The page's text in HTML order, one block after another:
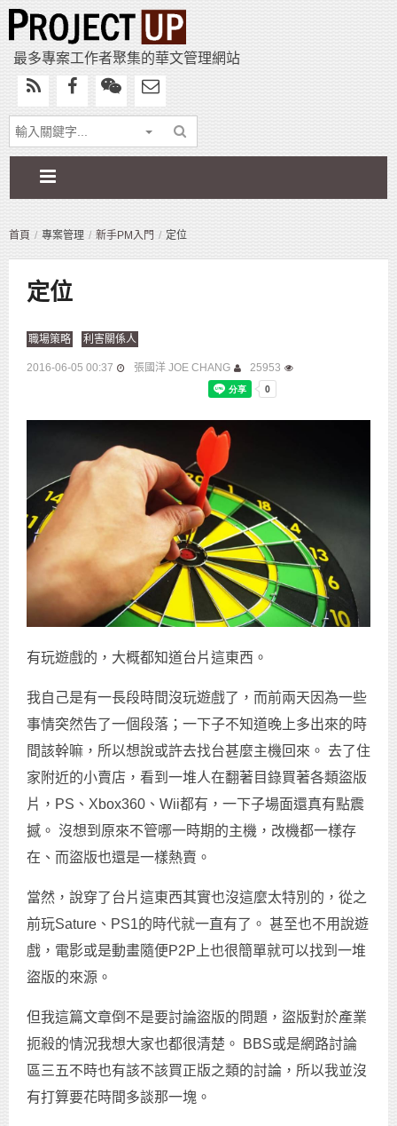
最多專案工作者聚集的華文管理網站
首頁 專案管理 新手PM入門 定位
定位
職場策略 利害關係人
2016-06-05 00:37 張國洋 JOE CHANG 25953
有玩遊戲的，大概都知道台片這東西。
我自己是有一長段時間沒玩遊戲了，而前兩天因為一些
事情突然告了一個段落；一下子不知道晚上多出來的時
間該幹嘛，所以想說或許去找台甚麼主機回來。 去了住
家附近的小賣店，看到一堆人在翻著目錄買著各類盜版
片，PS、Xbox360、Wii都有，一下子場面還真有點震
撼。 沒想到原來不管哪一時期的主機，改機都一樣存
在、而盜版也還是一樣熱賣。
當然，說穿了台片這東西其實也沒這麼太特別的，從之
前玩Sature、PS1的時代就一直有了。 甚至也不用說遊
戲，電影或是動畫隨便P2P上也很簡單就可以找到一堆
盜版的來源。
但我這篇文章倒不是要討論盜版的問題，盜版對於產業
扼殺的情況我想大家也都很清楚。 BBS或是網路討論
區三五不時也有該不該買正版之類的討論，所以我並沒
有打算要花時間多談那一塊。